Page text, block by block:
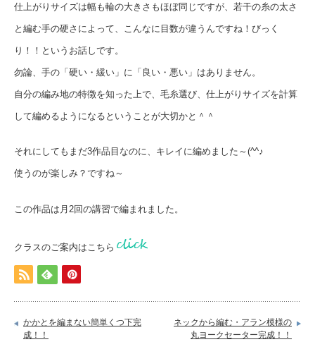
仕上がりサイズは幅も輪の大きさもほぼ同じですが、若干の糸の太さ
と編む手の硬さによって、こんなに目数が違うんですね！びっく
り！！というお話しです。
勿論、手の「硬い・緩い」に「良い・悪い」はありません。
自分の編み地の特徴を知った上で、毛糸選び、仕上がりサイズを計算
して編めるようになるということが大切かと＾＾
それにしてもまだ3作品目なのに、キレイに編めました～(^^♪
使うのが楽しみ？ですね～
この作品は月2回の講習で編まれました。
クラスのご案内はこちら
かかとを編まない簡単くつ下完
成！！
ネックから編む・アラン模様の
丸ヨークセーター完成！！